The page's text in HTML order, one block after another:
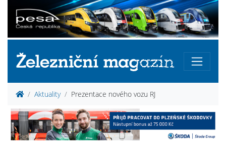
Aktuality Prezentace nového vozu RJ